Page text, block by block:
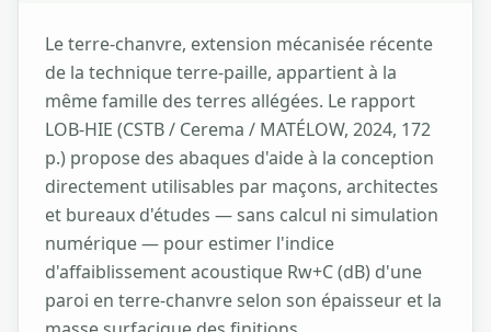
Le terre-chanvre, extension mécanisée récente
de la technique terre-paille, appartient à la
même famille des terres allégées. Le rapport
LOB-HIE (CSTB / Cerema / MATÉLOW, 2024, 172
p.) propose des abaques d'aide à la conception
directement utilisables par maçons, architectes
et bureaux d'études — sans calcul ni simulation
numérique — pour estimer l'indice
d'affaiblissement acoustique Rw+C (dB) d'une
paroi en terre-chanvre selon son épaisseur et la